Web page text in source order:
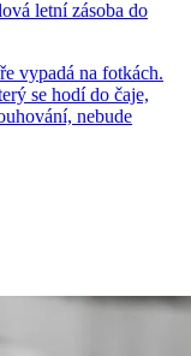
letní zásoba do
vypadá na fotkách.
se hodí do čaje,
nebude